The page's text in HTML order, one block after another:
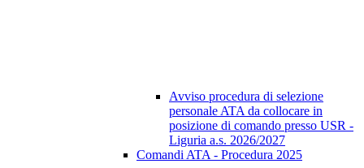
Avviso procedura di selezione
personale ATA da collocare in
posizione di comando presso USR -
Liguria a.s. 2026/2027
Comandi ATA - Procedura 2025